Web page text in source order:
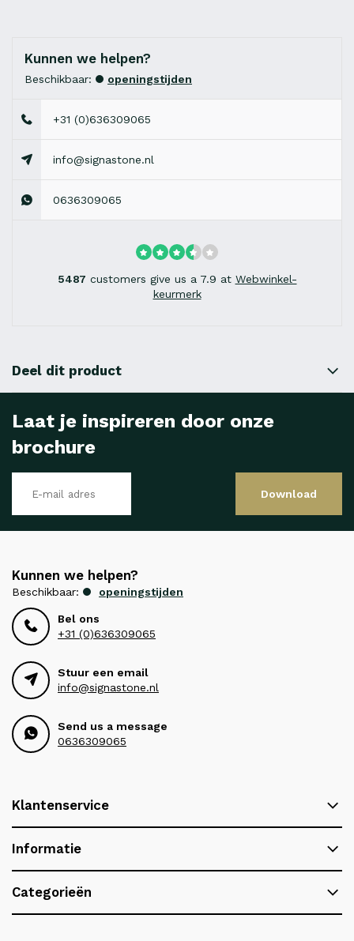
Kunnen we helpen?
Beschikbaar: openingstijden
+31 (0)636309065
info@signastone.nl
0636309065
5487 customers give us a 7.9 at Webwinkel-
keurmerk
Deel dit product
Laat je inspireren door onze
brochure
Download
Kunnen we helpen?
Beschikbaar: openingstijden
Bel ons
+31 (0)636309065
Stuur een email
info@signastone.nl
Send us a message
0636309065
Klantenservice
Informatie
Categorieën